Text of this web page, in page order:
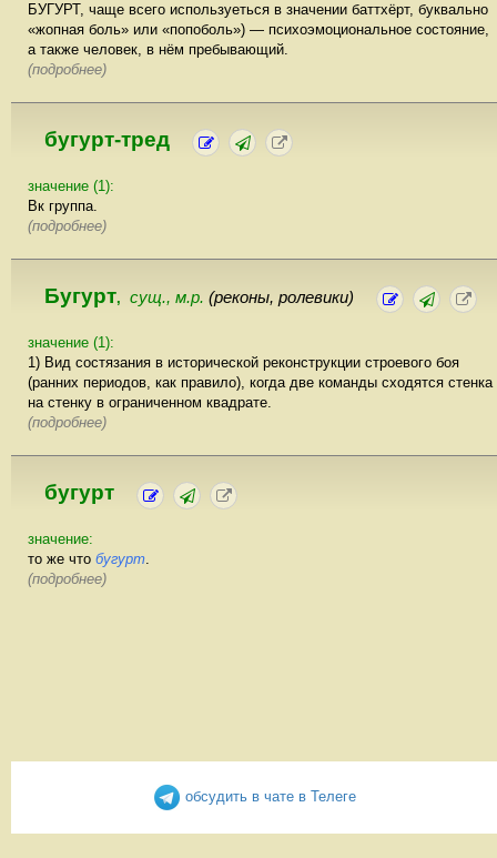
БУГУРТ, чаще всего используеться в значении баттхёрт, буквально
«жопная боль» или «попоболь») — психоэмоциональное состояние,
а также человек, в нём пребывающий.
(подробнее)
бугурт-тред
значение (1):
Вк группа.
(подробнее)
Бугурт, сущ., м.р. (реконы, ролевики)
значение (1):
1) Вид состязания в исторической реконструкции строевого боя
(ранних периодов, как правило), когда две команды сходятся стенка
на стенку в ограниченном квадрате.
(подробнее)
бугурт
значение:
то же что бугурт.
(подробнее)
обсудить в чате в Телеге